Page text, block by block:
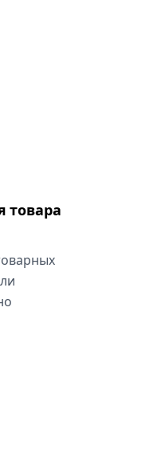
товара